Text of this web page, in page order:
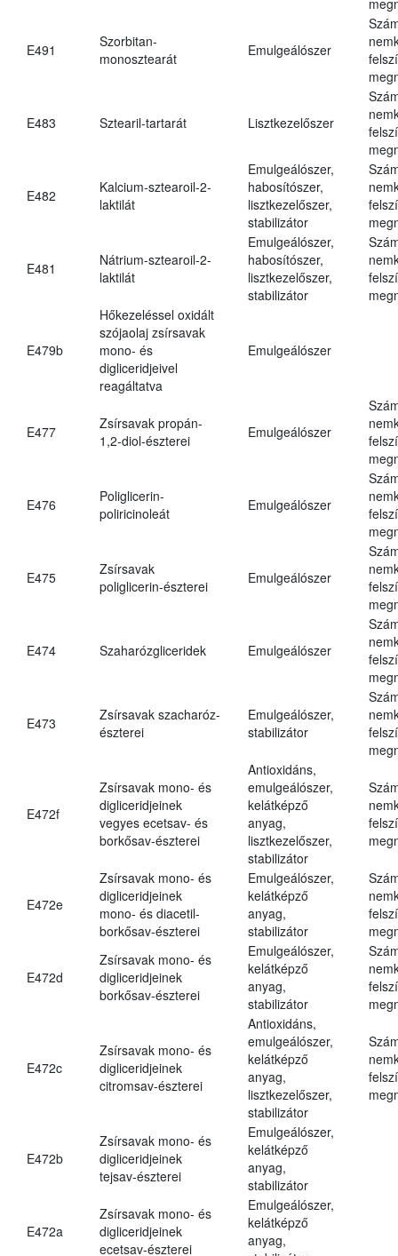
E491
Szorbitan-
monosztearát
Emulgeálószer
E483 Sztearil-tartarát Lisztkezelőszer
E482
Kalcium-sztearoil-2-
laktilát
Emulgeálószer,
habosítószer,
lisztkezelőszer,
stabilizátor
E481
Nátrium-sztearoil-2-
laktilát
Emulgeálószer,
habosítószer,
lisztkezelőszer,
stabilizátor
E479b
Hőkezeléssel oxidált
szójaolaj zsírsavak
mono- és
digliceridjeivel
reagáltatva
Emulgeálószer
E477
Zsírsavak propán-
1,2-diol-észterei
Emulgeálószer
E476
Poliglicerin-
poliricinoleát
Emulgeálószer
E475
Zsírsavak
poliglicerin-észterei
Emulgeálószer
E474 Szaharózgliceridek Emulgeálószer
E473
Zsírsavak szacharóz-
észterei
Emulgeálószer,
stabilizátor
E472f
Zsírsavak mono- és
digliceridjeinek
vegyes ecetsav- és
borkősav-észterei
Antioxidáns,
emulgeálószer,
kelátképző
anyag,
lisztkezelőszer,
stabilizátor
E472e
Zsírsavak mono- és
digliceridjeinek
mono- és diacetil-
borkősav-észterei
Emulgeálószer,
kelátképző
anyag,
stabilizátor
E472d
Zsírsavak mono- és
digliceridjeinek
borkősav-észterei
Emulgeálószer,
kelátképző
anyag,
stabilizátor
E472c
Zsírsavak mono- és
digliceridjeinek
citromsav-észterei
Antioxidáns,
emulgeálószer,
kelátképző
anyag,
lisztkezelőszer,
stabilizátor
E472b
Zsírsavak mono- és
digliceridjeinek
tejsav-észterei
Emulgeálószer,
kelátképző
anyag,
stabilizátor
E472a
Zsírsavak mono- és
digliceridjeinek
ecetsav-észterei
Emulgeálószer,
kelátképző
anyag,